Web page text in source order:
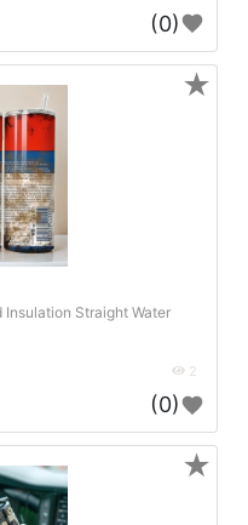
(0)
Straight Water
2
(0)
★
★